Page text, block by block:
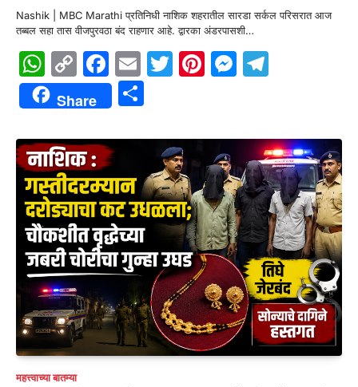
Nashik | MBC Marathi प्रतिनिधी नाशिक शहरातील सारडा सर्कल परिसरात आज
तब्बल सहा तास वीजपुरवठा बंद राहणार आहे. द्वारका अंडरपासशी…
WhatsApp
Copy
Link
Facebook
EmailTwitter
Pinterest
Share
महत्त्वाच्या बातम्या